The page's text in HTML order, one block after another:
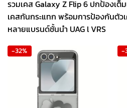
รวมเคส Galaxy Z Flip 6 ปกป้องเต็
เคสกันกระแทก พร้อมการป้องกันตัว
หลายแบรนด์ชั้นนำ UAG l VRS
-32% -